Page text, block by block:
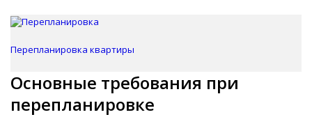
Перепланировка квартиры
Основные требования при
перепланировке